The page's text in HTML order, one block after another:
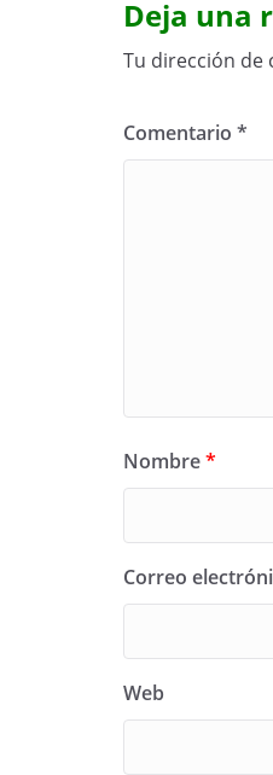
Deja una
Tu dirección de
Comentario *
Nombre*
Correo
Web